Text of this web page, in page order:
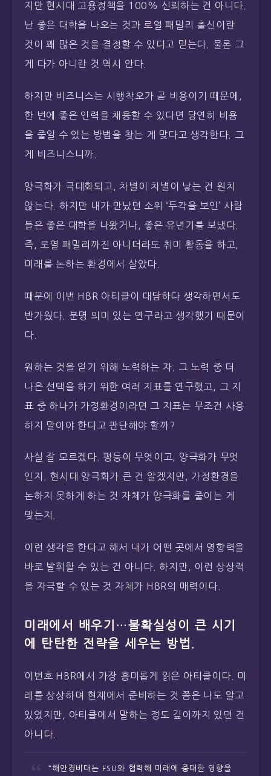
지만 현시대 고용정책을 100% 신뢰하는 건 아니다.
난 좋은 대학을 나오는 것과 로열 패밀리 출신이란
것이 꽤 많은 것을 결정할 수 있다고 믿는다. 물론 그
게 다가 아니란 것 역시 안다.
하지만 비즈니스는 시행착오가 곧 비용이기 때문에,
한 번에 좋은 인력을 채용할 수 있다면 당연히 비용
을 줄일 수 있는 방법을 찾는 게 맞다고 생각한다. 그
게 비즈니스니까.
양극화가 극대화되고, 차별이 차별이 낳는 건 원치
않는다. 하지만 내가 만났던 소위 ‘두각을 보인’ 사람
들은 좋은 대학을 나왔거나, 좋은 유년기를 보냈다.
즉, 로열 패밀리까진 아니더라도 취미 활동을 하고,
미래를 논하는 환경에서 살았다.
때문에 이번 HBR 아티클이 대담하다 생각하면서도
반가웠다. 분명 의미 있는 연구라고 생각했기 때문이
다.
원하는 것을 얻기 위해 노력하는 자. 그 노력 중 더
나은 선택을 하기 위한 여러 지표를 연구했고, 그 지
표 중 하나가 가정환경이라면 그 지표는 무조건 사용
하지 말아야 한다고 판단해야 할까?
사실 잘 모르겠다. 평등이 무엇이고, 양극화가 무엇
인지. 현시대 양극화가 큰 건 알겠지만, 가정환경을
논하지 못하게 하는 것 자체가 양극화를 줄이는 게
맞는지.
이런 생각을 한다고 해서 내가 어떤 곳에서 영향력을
바로 발휘할 수 있는 건 아니다. 하지만, 이런 상상력
을 자극할 수 있는 것 자체가 HBR의 매력이다.
미래에서 배우기…불확실성이 큰 시기
에 탄탄한 전략을 세우는 방법.
이번호 HBR에서 가장 흥미롭게 읽은 아티클이다. 미
래를 상상하며 현재에서 준비하는 것 쯤은 나도 알고
있었지만, 아티클에서 말하는 정도 깊이까지 있던 건
아니다.
“해안경비대는 FSU와 협력해 미래에 중대한 영향을